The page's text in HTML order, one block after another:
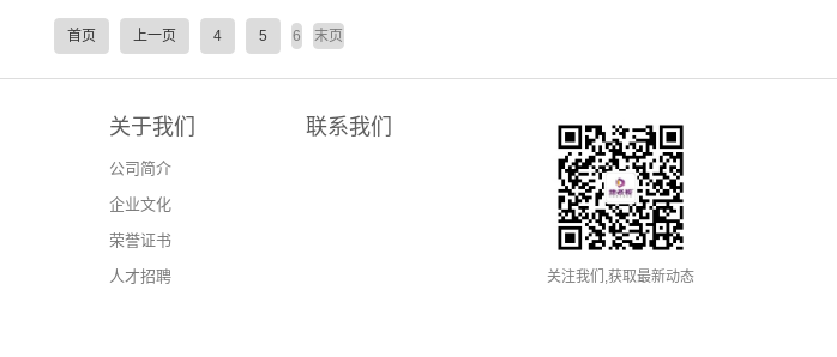
首页 上一页 4 5 6 末页
关于我们
公司简介
企业文化
荣誉证书
人才招聘
联系我们
关注我们,获取最新动态